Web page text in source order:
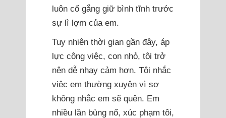
luôn cố gắng giữ bình tĩnh trước
sự lì lợm của em.
Tuy nhiên thời gian gần đây, áp
lực công việc, con nhỏ, tôi trở
nên dễ nhạy cảm hơn. Tôi nhắc
việc em thường xuyên vì sợ
không nhắc em sẽ quên. Em
nhiều lần bùng nổ, xúc phạm tôi,